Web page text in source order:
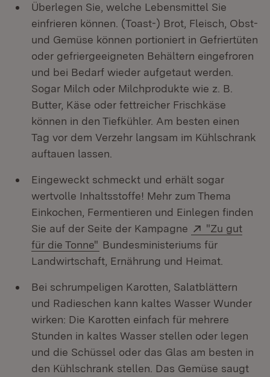
Überlegen Sie, welche Lebensmittel Sie
einfrieren können. (Toast-) Brot, Fleisch, Obst-
und Gemüse können portioniert in Gefriertüten
oder gefriergeeigneten Behältern eingefroren
und bei Bedarf wieder aufgetaut werden.
Sogar Milch oder Milchprodukte wie z. B.
Butter, Käse oder fettreicher Frischkäse
können in den Tiefkühler. Am besten einen
Tag vor dem Verzehr langsam im Kühlschrank
auftauen lassen.
Eingeweckt schmeckt und erhält sogar
wertvolle Inhaltsstoffe! Mehr zum Thema
Einkochen, Fermentieren und Einlegen finden
Sie auf der Seite der Kampagne
Extern:
"Zu gut
für die Tonne" (Öffnet in neuem Fenster)
Bundesministeriums für
Landwirtschaft, Ernährung und Heimat.
Bei schrumpeligen Karotten, Salatblättern
und Radieschen kann kaltes Wasser Wunder
wirken: Die Karotten einfach für mehrere
Stunden in kaltes Wasser stellen oder legen
und die Schüssel oder das Glas am besten in
den Kühlschrank stellen. Das Gemüse saugt